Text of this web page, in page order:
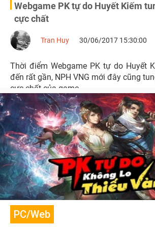
Webgame PK tự do Huyết Kiếm
cực chất
Tran Huy 30/06/2017 15:30:00
Thời điểm Webgame PK tự do Huyết
đến rất gần, NPH VNG mới đây cũng
cực chất của game.
PC/Web